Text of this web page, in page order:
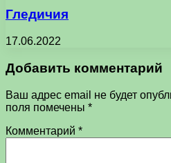
Гледичия
17.06.2022
Добавить комментарий
Ваш адрес email не будет
поля помечены *
Комментарий *